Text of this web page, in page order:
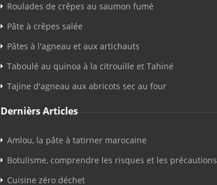
Roulades de crêpes au saumon fumé
Pâte à crêpes salée
Pâtes à l'agneau et aux artichauts
Taboulé au quinoa à la citrouille et Tahiné
Tajine d'agneau aux abricots sec au four
Dernièrs Articles
Amlou, la pâte à tatirner marocaine
Botulisme, comprendre les risques et les précautions
Cuisine zéro déchet